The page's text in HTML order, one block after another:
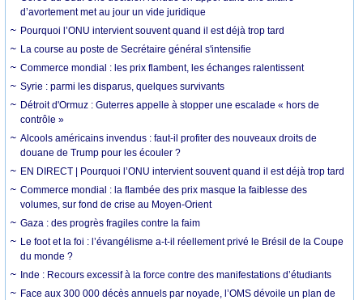
d’avortement met au jour un vide juridique
Pourquoi l’ONU intervient souvent quand il est déjà trop tard
La course au poste de Secrétaire général s'intensifie
Commerce mondial : les prix flambent, les échanges ralentissent
Syrie : parmi les disparus, quelques survivants
Détroit d'Ormuz : Guterres appelle à stopper une escalade « hors de
contrôle »
Alcools américains invendus : faut-il profiter des nouveaux droits de
douane de Trump pour les écouler ?
EN DIRECT | Pourquoi l’ONU intervient souvent quand il est déjà trop tard
Commerce mondial : la flambée des prix masque la faiblesse des
volumes, sur fond de crise au Moyen-Orient
Gaza : des progrès fragiles contre la faim
Le foot et la foi : l’évangélisme a-t-il réellement privé le Brésil de la Coupe
du monde ?
Inde : Recours excessif à la force contre des manifestations d’étudiants
Face aux 300 000 décès annuels par noyade, l’OMS dévoile un plan de